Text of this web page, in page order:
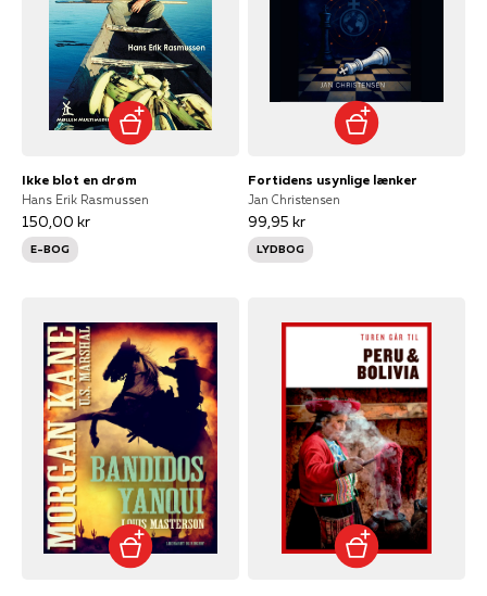
Ikke blot en drøm
Hans Erik Rasmussen
150,00 kr
E-BOG
Fortidens usynlige lænker
Jan Christensen
99,95 kr
LYDBOG